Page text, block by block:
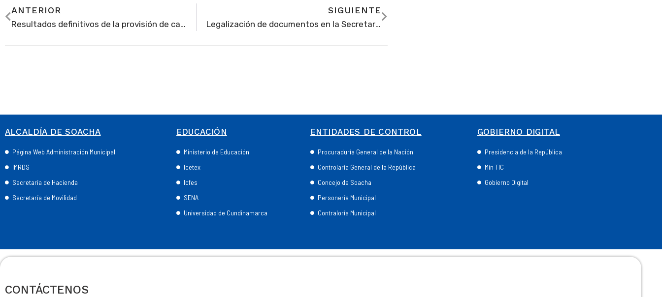
ANTERIOR
Resultados definitivos de la provisión de cargos en el Programa PTA/FI 3.0
SIGUIENTE
Legalización de documentos en la Secretaría de Educación. Respuesta a anónimo
ALCALDÍA DE SOACHA
Página Web Administración Municipal
IMRDS
Secretaría de Hacienda
Secretaría de Movilidad
EDUCACIÓN
Ministerio de Educación
Icetex
Icfes
SENA
Universidad de Cundinamarca
ENTIDADES DE CONTROL
Procuraduría General de la Nación
Controlaría General de la República
Concejo de Soacha
Personería Municipal
Contraloría Municipal
GOBIERNO DIGITAL
Presidencia de la República
Min TIC
Gobierno Digital
CONTÁCTENOS